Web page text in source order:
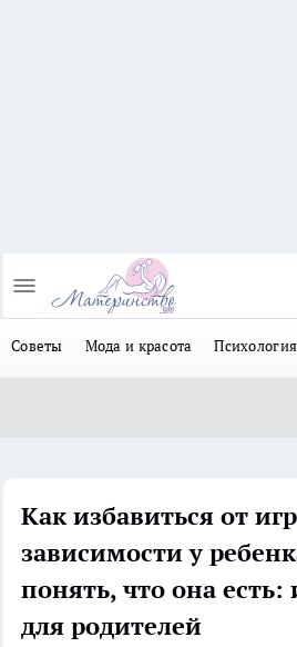
Советы Мода и красота Психология
Как избавиться от
зависимости у
понять, что она есть:
для родителей